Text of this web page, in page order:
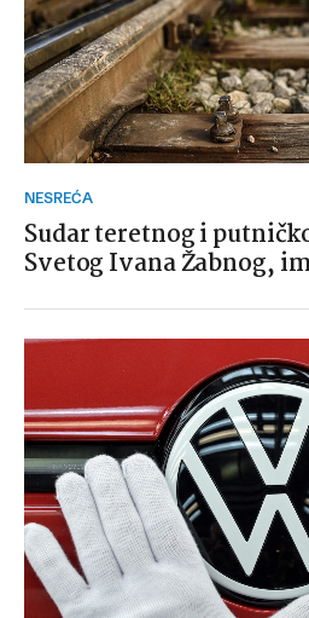
NESREĆA
Sudar teretnog i
Svetog Ivana Žabnog,